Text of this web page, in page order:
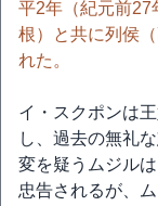
平2年（紀元前27
根）と共に列侯
れた。
イ・スクポンは
し、過去の無礼
変を疑うムジル
忠告されるが、